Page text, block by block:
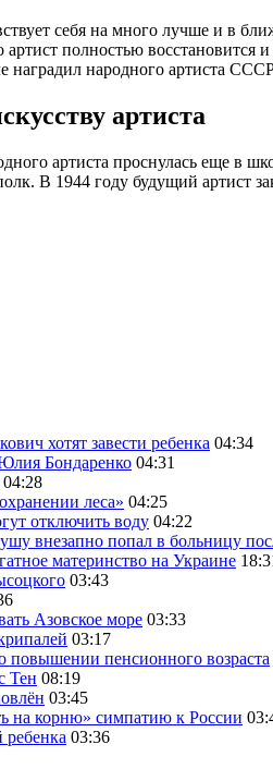
себя на много лучше и в
полностью восстановится
народного артиста
артиста
артиста проснулась еще в
В 1944 году будущий артист
хотят завести ребенка 04:34
Бондаренко 04:31
04:28
леса» 04:25
отключить воду 04:22
внезапно попал в больницу
материнство на Украине
03:43
Азовское море 03:33
03:17
повышении пенсионного возраста
Тен 08:19
03:45
на корню» симпатию к России
03:36